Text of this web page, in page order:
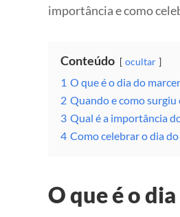
importância e como
Conteúdo ocultar
1 O que é o dia do
2 Quando e como surgiu
3 Qual é a importância
4 Como celebrar o dia
O que é o